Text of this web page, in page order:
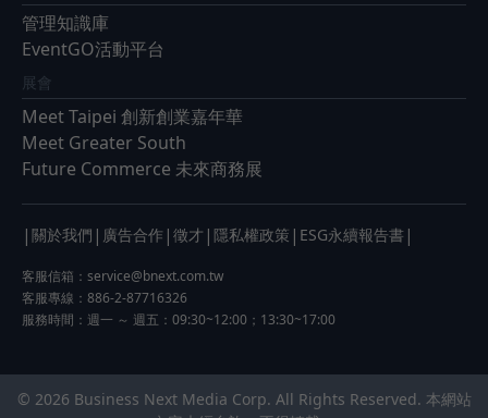
管理知識庫
EventGO活動平台
展會
Meet Taipei 創新創業嘉年華
Meet Greater South
Future Commerce 未來商務展
| 關於我們 | 廣告合作 | 徵才 | 隱私權政策 | ESG永續報告書 |
客服信箱： service@bnext.com.tw
客服專線：886-2-87716326
服務時間：週一 ～ 週五：09:30~12:00；13:30~17:00
© 2026 Business Next Media Corp. All Rights Reserved. 本網站